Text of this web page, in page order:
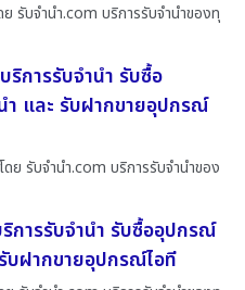
รับจํานํา.com บริการรับจำนำของทุ
ริการรับจำนำ รับซื้อ
และ รับฝากขายอุปกรณ์
ย รับจํานํา.com บริการรับจำนำของ
การรับจำนำ รับซื้ออุปกรณ์
บฝากขายอุปกรณ์ไอที